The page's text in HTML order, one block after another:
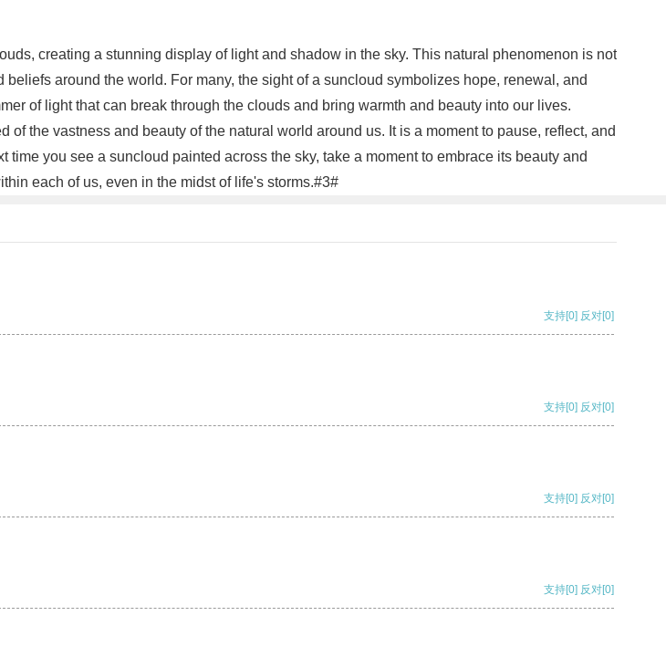
creating a stunning display of light and shadow in the sky. This natural phenomenon is not
around the world. For many, the sight of a suncloud symbolizes hope, renewal, and
of light that can break through the clouds and bring warmth and beauty into our lives.
the vastness and beauty of the natural world around us. It is a moment to pause, reflect, and
you see a suncloud painted across the sky, take a moment to embrace its beauty and
each of us, even in the midst of life's storms.#3#
支持[0] 反对[0]
支持[0] 反对[0]
支持[0] 反对[0]
支持[0] 反对[0]